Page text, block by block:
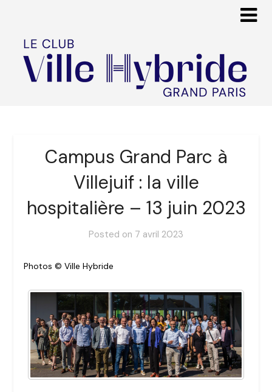
Campus Grand Parc à
Villejuif : la ville
hospitalière – 13 juin 2023
Posted on 7 avril 2023
Photos © Ville Hybride